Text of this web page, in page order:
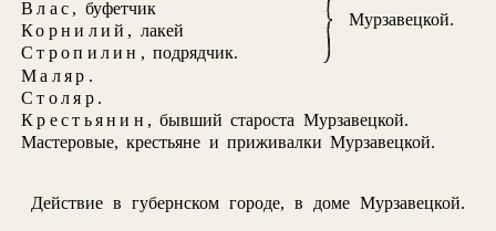
Влас , буфетчик
Корнилий , лакей
Стропилин , подрядчик.
Мурзавецкой.
Маляр .
Столяр .
Крестьянин , бывший староста Мурзавецкой.
Мастеровые, крестьяне и приживалки Мурзавецкой.
Действие в губернском городе, в доме Мурзавецкой.